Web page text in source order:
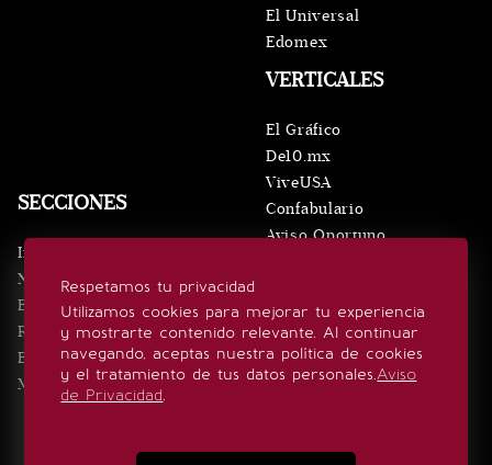
Respetamos tu privacidad
Utilizamos cookies para mejorar tu experiencia
y mostrarte contenido relevante. Al continuar
navegando, aceptas nuestra política de cookies
y el tratamiento de tus datos personales.Aviso
de Privacidad.
SECCIONES
Inicio
Noticias
Eventos
Realeza
Estilo de vida
Minuto x Minuto
VERTICALES
El Gráfico
De10.mx
ViveUSA
Confabulario
Aviso Oportuno
El Universal
Edomex
SÍGUENOS